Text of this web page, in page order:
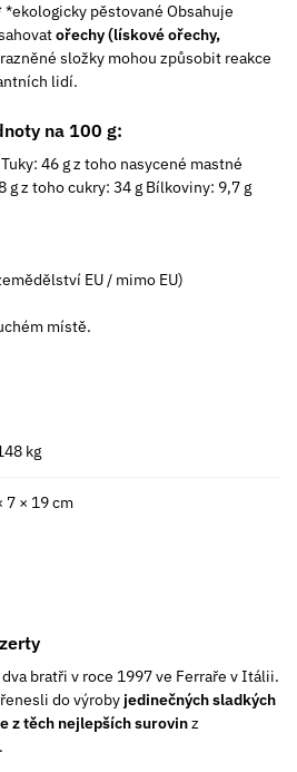
*ekologicky pěstované Obsahuje
ořechy (lískové ořechy,
složky mohou způsobit reakce
lidí.
na 100 g:
46 g z toho nasycené mastné
g z toho cukry: 34 g Bílkoviny: 9,7 g
EU / mimo EU)
místě.
kg
7 × 19 cm
bratři v roce 1997 ve Ferraře v Itálii.
do výroby jedinečných sladkých
z těch nejlepších surovinz